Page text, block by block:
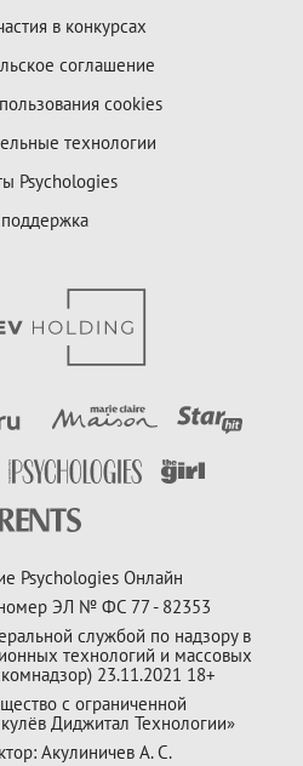
в конкурсах
соглашение
cookies
технологии
Psychologies
Psychologies Онлайн
ЭЛ № ФС 77 - 82353
службой по надзору в
технологий и массовых
23.11.2021 18+
с ограниченной
Диджитал Технологии»
Акулиничев А. С.